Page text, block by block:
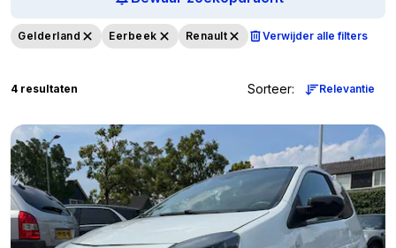
Gelderland Eerbeek Renault Verwijder alle filters
4 resultaten Sorteer: Relevantie